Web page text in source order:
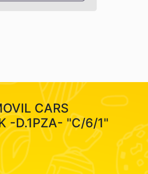
CARS
-D.1PZA- "C/6/1"